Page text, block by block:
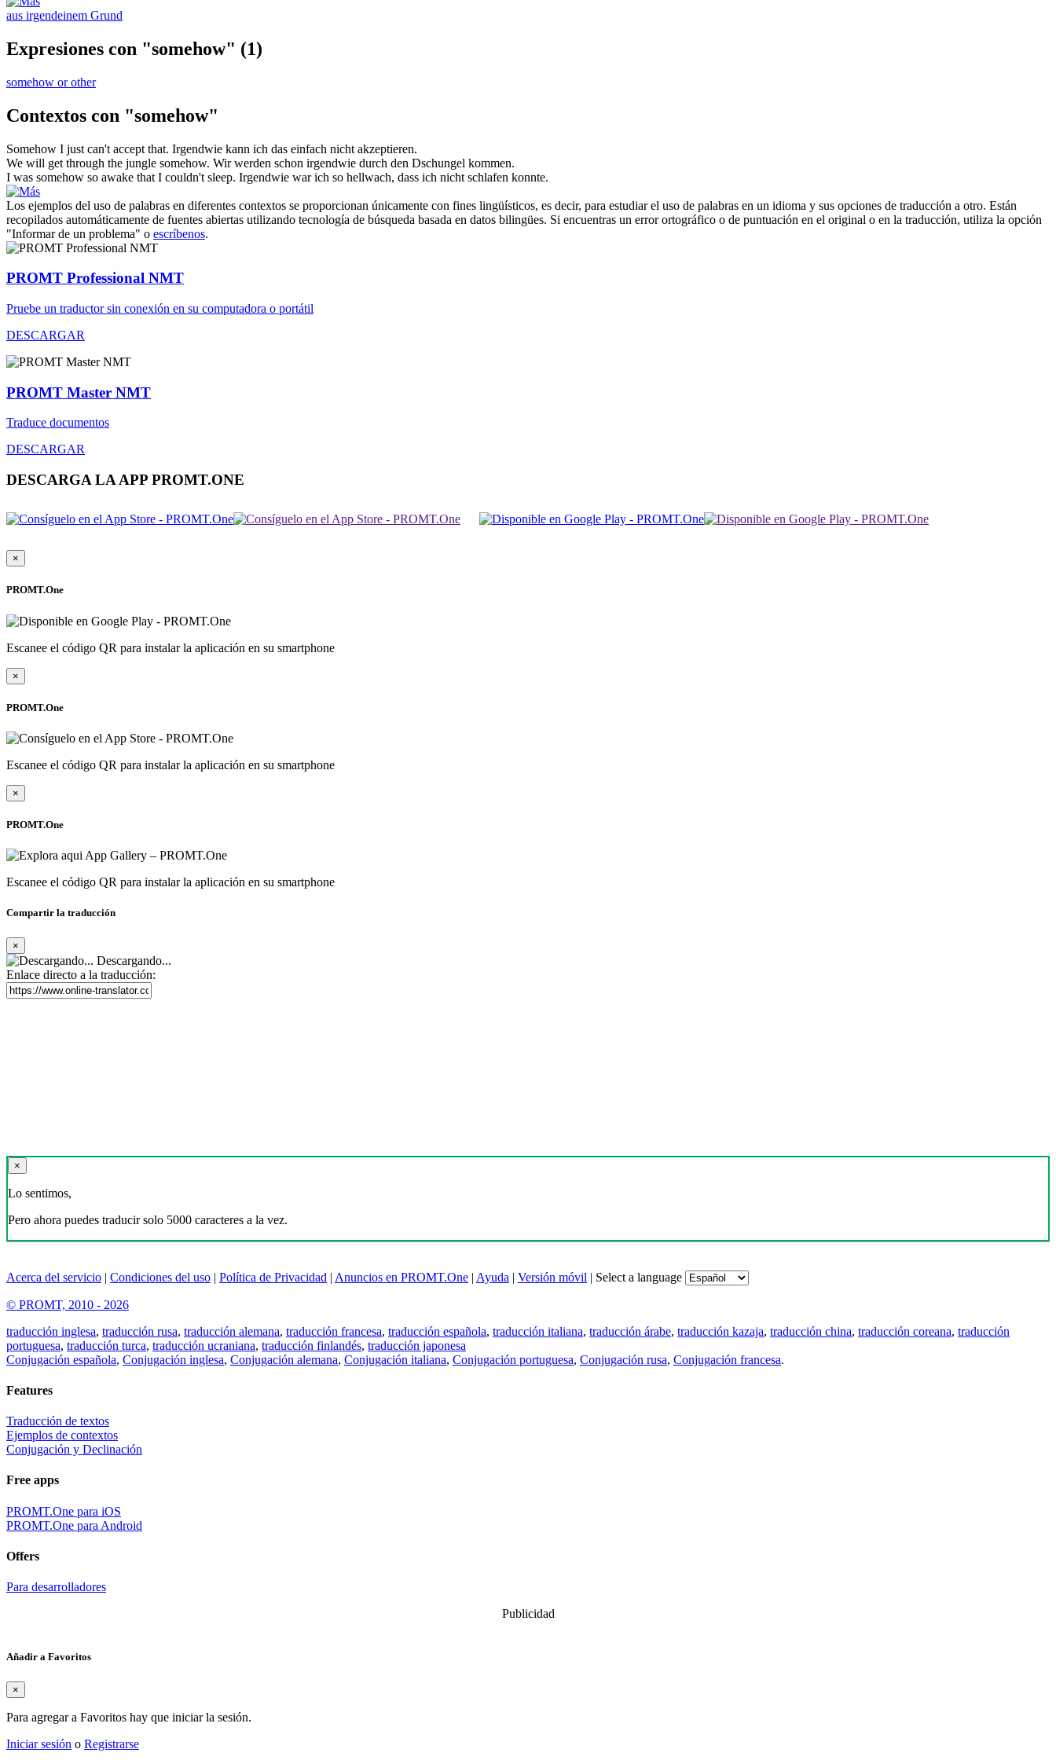
aus irgendeinem Grund
Expresiones con "somehow" (1)
somehow or other
Contextos con "somehow"
Somehow I just can't accept that. Irgendwie kann ich das einfach nicht akzeptieren.
We will get through the jungle somehow. Wir werden schon irgendwie durch den Dschungel kommen.
I was somehow so awake that I couldn't sleep. Irgendwie war ich so hellwach, dass ich nicht schlafen konnte.
Los ejemplos del uso de palabras en diferentes contextos se proporcionan únicamente con fines lingüísticos, es decir, para estudiar el uso de palabras en un idioma y sus opciones de traducción a otro. Están
recopilados automáticamente de fuentes abiertas utilizando tecnología de búsqueda basada en datos bilingües. Si encuentras un error ortográfico o de puntuación en el original o en la traducción, utiliza la opción
"Informar de un problema" o escríbenos.
PROMT Professional NMT
Pruebe un traductor sin conexión en su computadora o portátil
DESCARGAR
PROMT Master NMT
Traduce documentos
DESCARGAR
DESCARGA LA APP PROMT.ONE
×
PROMT.One
Escanee el código QR para instalar la aplicación en su smartphone
×
PROMT.One
Escanee el código QR para instalar la aplicación en su smartphone
×
PROMT.One
Escanee el código QR para instalar la aplicación en su smartphone
Compartir la traducción
×
Descargando...
Enlace directo a la traducción:
×
Lo sentimos,
Pero ahora puedes traducir solo 5000 caracteres a la vez.
Acerca del servicio | Condiciones del uso | Política de Privacidad | Anuncios en PROMT.One | Ayuda | Versión móvil | Select a language
© PROMT, 2010 - 2026
traducción inglesa, traducción rusa, traducción alemana, traducción francesa, traducción española, traducción italiana, traducción árabe, traducción kazaja, traducción china, traducción coreana, traducción
portuguesa, traducción turca, traducción ucraniana, traducción finlandés, traducción japonesa
Conjugación española, Conjugación inglesa, Conjugación alemana, Conjugación italiana, Conjugación portuguesa, Conjugación rusa, Conjugación francesa.
Features
Traducción de textos
Ejemplos de contextos
Conjugación y Declinación
Free apps
PROMT.One para iOS
PROMT.One para Android
Offers
Para desarrolladores
Publicidad
Añadir a Favoritos
×
Para agregar a Favoritos hay que iniciar la sesión.
Iniciar sesión o Registrarse